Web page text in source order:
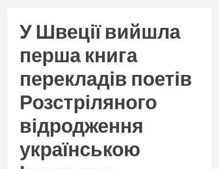
У Швеції вийшла
перша книга
перекладів поетів
Розстріляного
відродження
українською